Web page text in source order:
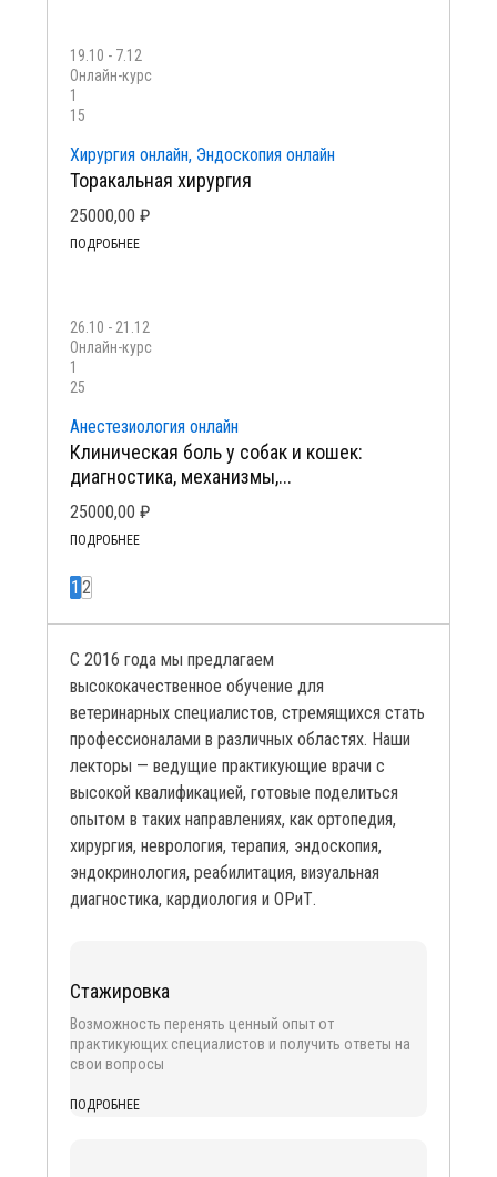
19.10 - 7.12
Онлайн-курс
1
15
Хирургия онлайн, Эндоскопия онлайн
Торакальная хирургия
25000,00 ₽
ПОДРОБНЕЕ
26.10 - 21.12
Онлайн-курс
1
25
Анестезиология онлайн
Клиническая боль у собак и кошек:
диагностика, механизмы,...
25000,00 ₽
ПОДРОБНЕЕ
1 2
С 2016 года мы предлагаем
высококачественное обучение для
ветеринарных специалистов, стремящихся стать
профессионалами в различных областях. Наши
лекторы — ведущие практикующие врачи с
высокой квалификацией, готовые поделиться
опытом в таких направлениях, как ортопедия,
хирургия, неврология, терапия, эндоскопия,
эндокринология, реабилитация, визуальная
диагностика, кардиология и ОРиТ.
Стажировка
Возможность перенять ценный опыт от
практикующих специалистов и получить ответы на
свои вопросы
ПОДРОБНЕЕ